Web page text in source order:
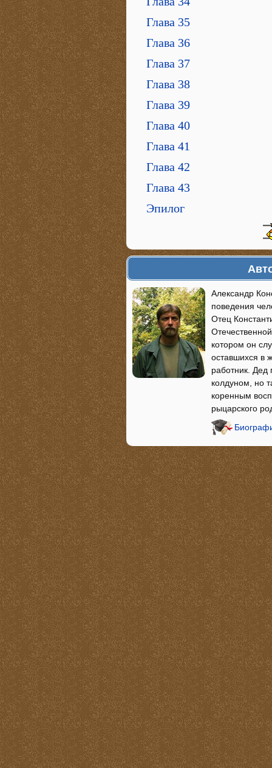
Глава 35
Глава 36
Глава 37
Глава 38
Глава 39
Глава 40
Глава 41
Глава 42
Глава 43
Эпилог
Александр
поведения
Отец
котором он
оставшихся в
работник. Дед
колдуном, но
коренным
рыцарского